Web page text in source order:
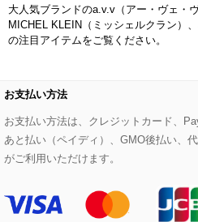
HIROKO KOSHINO
re:edition project 165
HIROKO BIS
HIROKO BIS GRANDE
デニムジャケット
その他のコート・ブルゾン
手袋
ネクタイ
ポーチ
傘・日傘
ボディバッグ・メッセンジ
ビジネスバッグ
その他のバッグ
ローファー
サンダル・ミュール
その他のシューズ
ラナンキュラス
グリーン
その他のアートフラワー
大人気ブランドのa.v.v（アー・ヴェ・
MICHEL KLEIN（ミッシェルクラン）
の注目アイテムをご覧ください。
お支払い方法
お支払い方法は、クレジットカード、
あと払い（ペイディ）、GMO後払い、
がご利用いただけます。